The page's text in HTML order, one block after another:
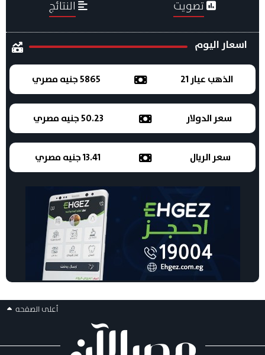
تصويت النتائج
اسعار اليوم
الذهب عيار 21 5865 جنيه مصري
سعر الدولار 50.23 جنيه مصري
سعر الريال 13.41 جنيه مصري
أعلى الصفحه